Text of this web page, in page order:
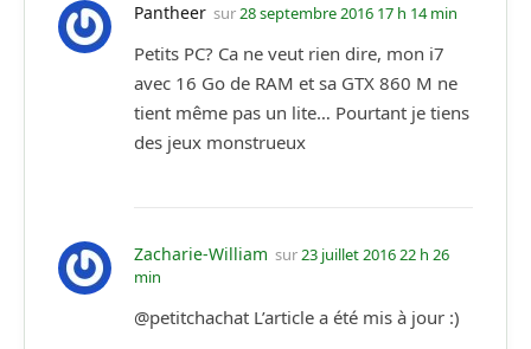
Pantheer sur28 septembre 2016 17 h 14 min
Petits PC? Ca ne veut rien dire, mon i7
avec 16 Go de RAM et sa GTX 860 M ne
tient même pas un lite… Pourtant je tiens
des jeux monstrueux
Zacharie-William sur23 juillet 2016 22 h 26
min
@petitchachat L’article a été mis à jour :)